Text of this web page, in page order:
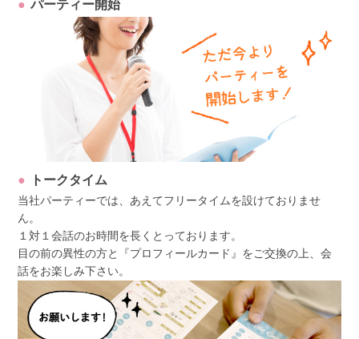
パーティー開始
トークタイム
当社パーティーでは、あえてフリータイムを設けておりませ
ん。
１対１会話のお時間を長くとっております。
目の前の異性の方と『プロフィールカード』をご交換の上、会
話をお楽しみ下さい。